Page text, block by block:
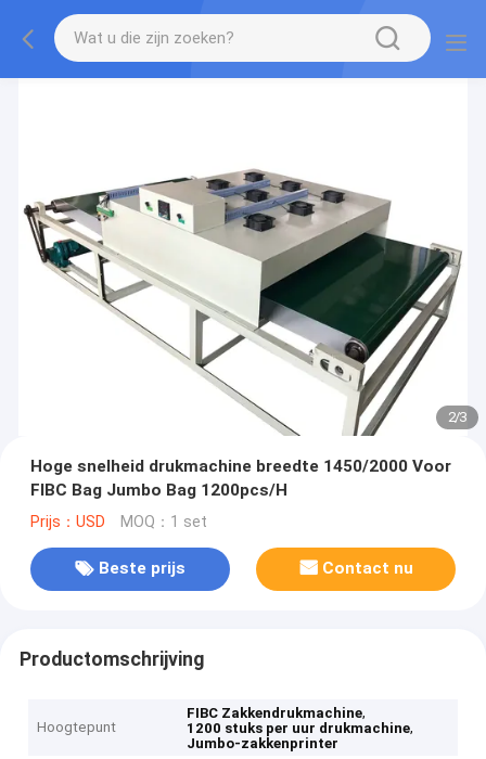
2/3
Hoge snelheid drukmachine breedte 1450/2000 Voor
FIBC Bag Jumbo Bag 1200pcs/H
Prijs：USD MOQ：1 set
Beste prijs Contact nu
Productomschrijving
Hoogtepunt
FIBC Zakkendrukmachine,
1200 stuks per uur drukmachine,
Jumbo-zakkenprinter